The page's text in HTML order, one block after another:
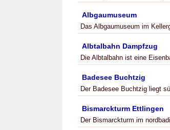
Albgaumuseum
Das Albgaumuseum im
Albtalbahn Dampfzug
Die Albtalbahn ist eine
Badesee Buchtzig
Der Badesee Buchtzig liegt
Bismarckturm Ettlingen
Der Bismarckturm im